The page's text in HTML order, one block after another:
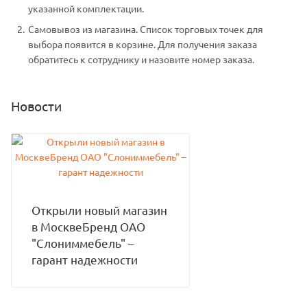
указанной комплектации.
Самовывоз из магазина. Список торговых точек для
выбора появится в корзине. Для получения заказа
обратитесь к сотруднику и назовите номер заказа.
Новости
Открыли новый магазин
в МосквеБренд ОАО
"Слониммебель" –
гарант надежности